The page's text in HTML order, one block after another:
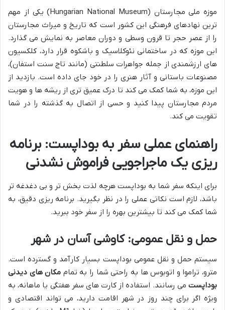
موزه ملی مجارستان (Hungarian National Museum) یکی از مهم
ترین نهادهای فرهنگی این کشور است که تاریخ و میراث مجارستان
را از عصر حجر تا قرون وسطی و دوران معاصر به نمایش می گذارد.
این موزه که در ساختمانی نئوکلاسیک و باشکوه قرار دارد، کلکسیون
های ارزشمندی از جمله جواهرات سلطنتی (مانند تاج سنت استفان)،
مصنوعات باستانی و آثار هنری را در خود جای داده است. بازدید از
این موزه، به شما کمک می کند تا درک عمیق تری از ریشه ها و هویت
مردم مجارستان پیدا کنید و حسی از اتصال به گذشته را در شما
تقویت می کند.
راهنمای عملی سفر به بوداپست: برنامه
ریزی یک ماجراجویی فراموش نشدنی
برای اینکه سفر شما به بوداپست هرچه لذت بخش تر و بی دغدغه تر
باشد، لازم است نکاتی عملی را در نظر بگیرید. برنامه ریزی دقیق، به
شما کمک می کند تا بیشترین بهره را از سفر خود ببرید.
حمل و نقل عمومی: کاوشی آسان در شهر
سیستم حمل و نقل عمومی بوداپست بسیار کارآمد و گسترده است.
مترو، تراموا و اتوبوس ها به راحتی شما را به تمام مکان های دیدنی
بوداپست می رسانند. استفاده از کارت های سفر هفتگی یا ماهانه، به
ویژه اگر برای چند روز در شهر اقامت دارید، می تواند اقتصادی و